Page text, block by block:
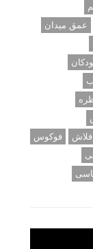
عمق میدان
فلاش
فوکوس